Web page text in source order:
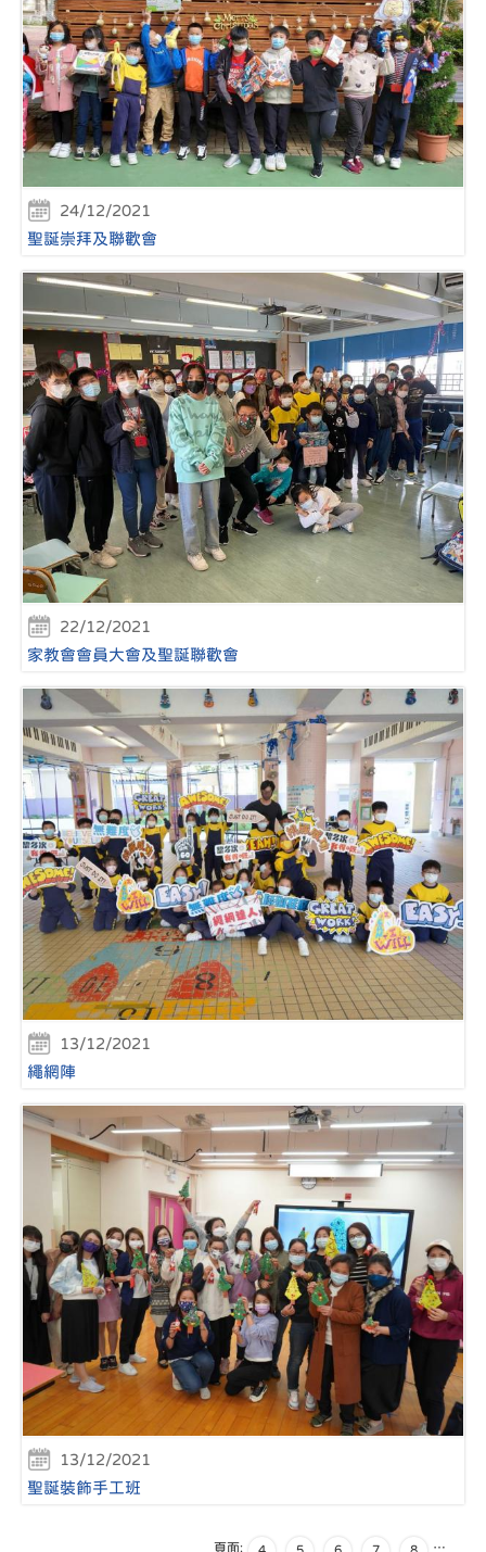
24/12/2021
聖誕崇拜及聯歡會
22/12/2021
家教會會員大會及聖誕聯歡會
13/12/2021
繩網陣
13/12/2021
聖誕裝飾手工班
頁面: …